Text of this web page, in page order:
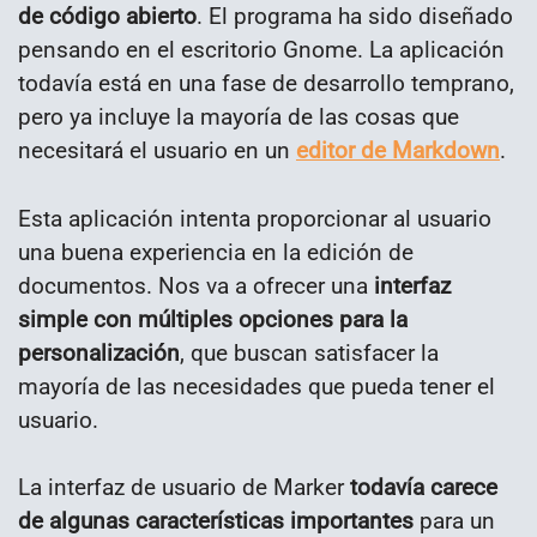
de código abierto. El programa ha sido diseñado
pensando en el escritorio Gnome. La aplicación
todavía está en una fase de desarrollo temprano,
pero ya incluye la mayoría de las cosas que
necesitará el usuario en un editor de Markdown.
Esta aplicación intenta proporcionar al usuario
una buena experiencia en la edición de
documentos. Nos va a ofrecer una interfaz
simple con múltiples opciones para la
personalización, que buscan satisfacer la
mayoría de las necesidades que pueda tener el
usuario.
La interfaz de usuario de Markertodavía carece
de algunas características importantes para un